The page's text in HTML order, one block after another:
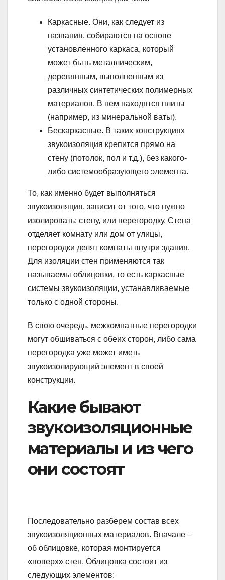
Каркасные. Они, как следует из
названия, собираются на основе
установленного каркаса, который
может быть металлическим,
деревянным, выполненным из
различных синтетических полимерных
материалов. В нем находятся плиты
(например, из минеральной ваты).
Бескаркасные. В таких конструкциях
звукоизоляция крепится прямо на
стену (потолок, пол и т.д.), без какого-
либо системообразующего элемента.
То, как именно будет выполняться
звукоизоляция, зависит от того, что нужно
изолировать: стену, или перегородку. Стена
отделяет комнату или дом от улицы,
перегородки делят комнаты внутри здания.
Для изоляции стен применяются так
называемы облицовки, то есть каркасные
системы звукоизоляции, устанавливаемые
только с одной стороны.
В свою очередь, межкомнатные перегородки
могут обшиваться с обеих сторон, либо сама
перегородка уже может иметь
звукоизолирующий элемент в своей
конструкции.
Какие бывают
звукоизоляционные
материалы и из чего
они состоят
Последовательно разберем состав всех
звукоизоляционных материалов. Вначале –
об облицовке, которая монтируется
«поверх» стен. Облицовка состоит из
следующих элементов: